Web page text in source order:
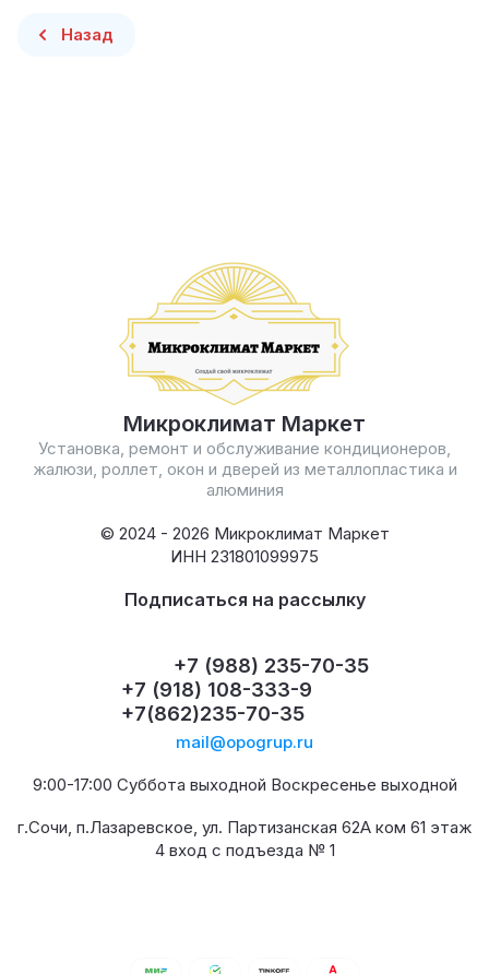
Назад
Микроклимат Маркет
Установка, ремонт и обслуживание кондиционеров,
жалюзи, роллет, окон и дверей из металлопластика и
алюминия
© 2024 - 2026 Микроклимат Маркет
ИНН 231801099975
Подписаться на рассылку
+7 (988) 235-70-35
+7 (918) 108-333-9
+7(862)235-70-35
mail@opogrup.ru
9:00-17:00 Суббота выходной Воскресенье выходной
г.Сочи, п.Лазаревское, ул. Партизанская 62А ком 61 этаж
4 вход с подъезда № 1